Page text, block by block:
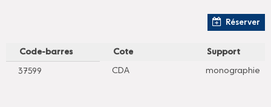
Réserver
Code-barres Cote Support
37599 CDA monographie